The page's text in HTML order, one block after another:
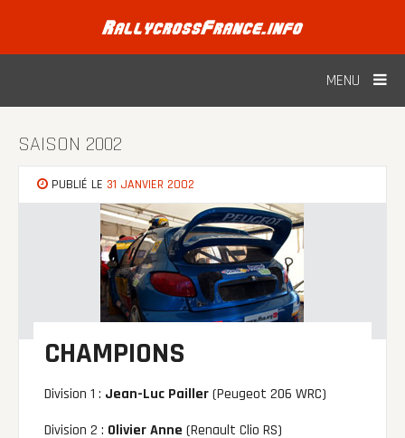
content
MENU
SAISON 2002
PUBLIÉ LE 31 JANVIER 2002
CHAMPIONS
Division 1 : Jean-Luc Pailler(Peugeot 206 WRC)
Division 2 : Olivier Anne (Renault Clio RS)